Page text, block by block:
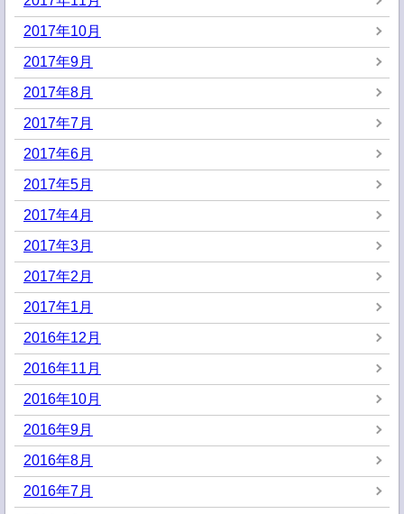
2017年10月
2017年9月
2017年8月
2017年7月
2017年6月
2017年5月
2017年4月
2017年3月
2017年2月
2017年1月
2016年12月
2016年11月
2016年10月
2016年9月
2016年8月
2016年7月